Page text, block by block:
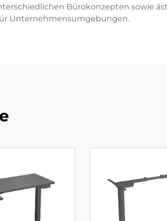
Bürokonzepten sowie
Unternehmensumgebungen.